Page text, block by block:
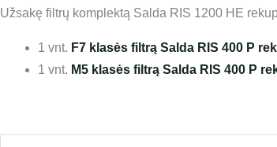
Užsakę filtrų komplektą Salda RIS 1200 HE
1 vnt. F7 klasės filtrą Salda RIS 400 P
1 vnt. M5 klasės filtrą Salda RIS 400 P